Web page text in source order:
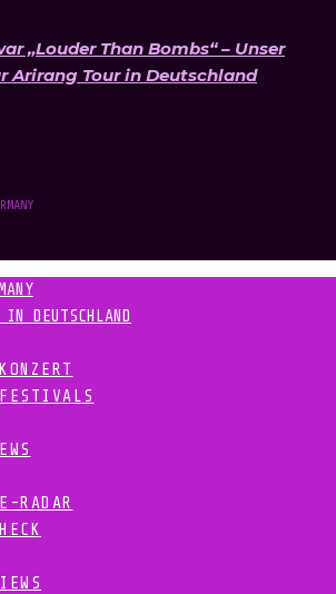
„Louder Than Bombs“ – Unser
Arirang Tour in Deutschland
DEUTSCHLAND
RADAR